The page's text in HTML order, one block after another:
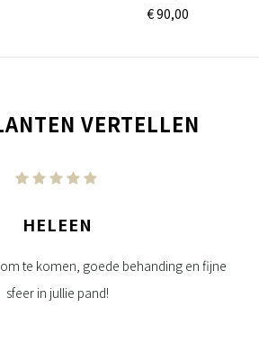
€ 90,00
VERTELLEN
HELEEN
te komen, goede behanding en fijne
sfeer in jullie pand!